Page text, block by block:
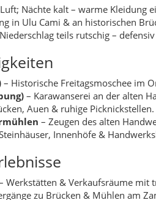
Werkstätten & Verkaufsräume mit
zu Brücken & Mühlen am
Lokalmusik, Speisen & Handwerk.
– Goldene Reflexe zwischen
Innenhöfe mit Steinreliefs.
– Teppichknüpfen aus nächster
Fragen
& Herbst fürs Sightseeing;
Empfehlenswert für Dörfer &
& Läden im Zentrum; auf
beachten, Abstand zu